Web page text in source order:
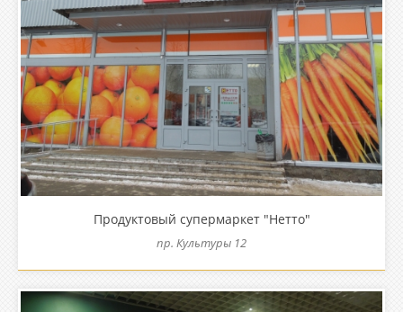
Продуктовый супермаркет "Нетто"
пр. Культуры 12